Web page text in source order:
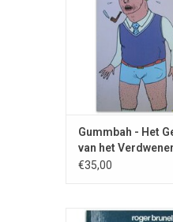
TOEVOEGEN AAN
Gummbah - Het
van het
Mysterie - 1999
€35,00
Vierde bundel